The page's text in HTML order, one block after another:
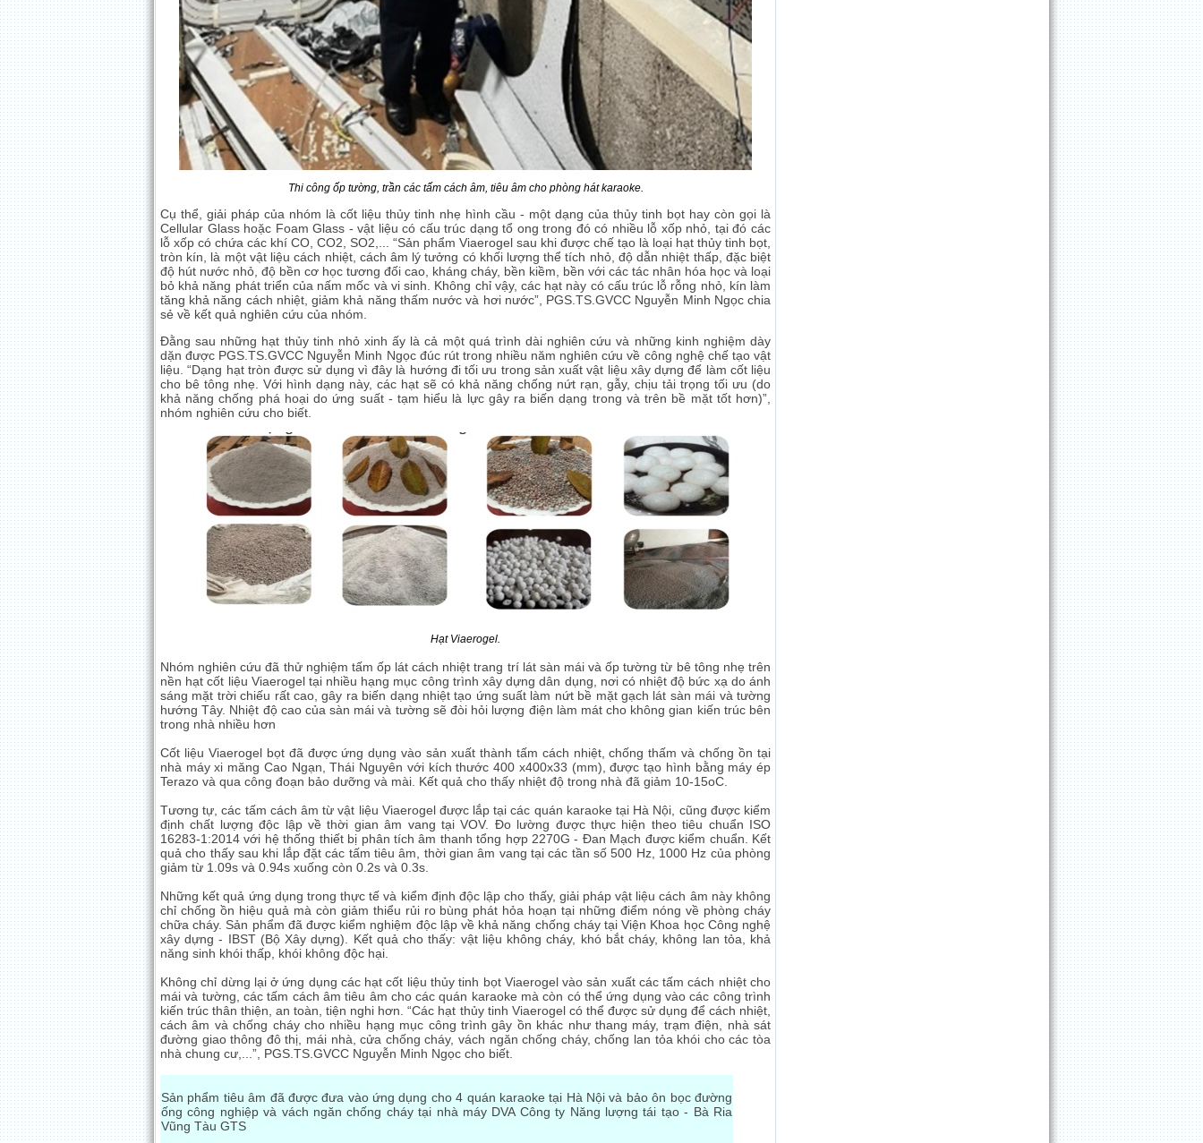
Thi công ốp tường, trần các tấm cách âm, tiêu âm cho phòng hát karaoke.
Cụ thể, giải pháp của nhóm là cốt liệu thủy tinh nhẹ hình cầu - một dạng của thủy tinh bọt hay còn gọi là
Cellular Glass hoặc Foam Glass - vật liệu có cấu trúc dạng tổ ong trong đó có nhiều lỗ xốp nhỏ, tại đó các
lỗ xốp có chứa các khí CO, CO2, SO2,... “Sản phẩm Viaerogel sau khi được chế tạo là loại hạt thủy tinh bọt,
tròn kín, là một vật liệu cách nhiệt, cách âm lý tưởng có khối lượng thể tích nhỏ, độ dẫn nhiệt thấp, đặc biệt
độ hút nước nhỏ, độ bền cơ học tương đối cao, kháng cháy, bền kiềm, bền với các tác nhân hóa học và loại
bỏ khả năng phát triển của nấm mốc và vi sinh. Không chỉ vậy, các hạt này có cấu trúc lỗ rỗng nhỏ, kín làm
tăng khả năng cách nhiệt, giảm khả năng thấm nước và hơi nước”, PGS.TS.GVCC Nguyễn Minh Ngọc chia
sẻ về kết quả nghiên cứu của nhóm.
Đằng sau những hạt thủy tinh nhỏ xinh ấy là cả một quá trình dài nghiên cứu và những kinh nghiệm dày
dặn được PGS.TS.GVCC Nguyễn Minh Ngọc đúc rút trong nhiều năm nghiên cứu về công nghệ chế tạo vật
liệu. “Dạng hạt tròn được sử dụng vì đây là hướng đi tối ưu trong sản xuất vật liệu xây dựng để làm cốt liệu
cho bê tông nhẹ. Với hình dạng này, các hạt sẽ có khả năng chống nứt rạn, gẫy, chịu tải trọng tối ưu (do
khả năng chống phá hoại do ứng suất - tạm hiểu là lực gây ra biến dạng trong và trên bề mặt tốt hơn)”,
nhóm nghiên cứu cho biết.
Hạt Viaerogel.
Nhóm nghiên cứu đã thử nghiệm tấm ốp lát cách nhiệt trang trí lát sàn mái và ốp tường từ bê tông nhẹ trên
nền hạt cốt liệu Viaerogel tại nhiều hạng mục công trình xây dựng dân dụng, nơi có nhiệt độ bức xạ do ánh
sáng mặt trời chiếu rất cao, gây ra biến dạng nhiệt tạo ứng suất làm nứt bề mặt gạch lát sàn mái và tường
hướng Tây. Nhiệt độ cao của sàn mái và tường sẽ đòi hỏi lượng điện làm mát cho không gian kiến trúc bên
trong nhà nhiều hơn
Cốt liệu Viaerogel bọt đã được ứng dụng vào sản xuất thành tấm cách nhiệt, chống thấm và chống ồn tại
nhà máy xi măng Cao Ngạn, Thái Nguyên với kích thước 400 x400x33 (mm), được tạo hình bằng máy ép
Terazo và qua công đoạn bảo dưỡng và mài. Kết quả cho thấy nhiệt độ trong nhà đã giảm 10-15oC.
Tương tự, các tấm cách âm từ vật liệu Viaerogel được lắp tại các quán karaoke tại Hà Nội, cũng được kiểm
định chất lượng độc lập về thời gian âm vang tại VOV. Đo lường được thực hiện theo tiêu chuẩn ISO
16283-1:2014 với hệ thống thiết bị phân tích âm thanh tổng hợp 2270G - Đan Mạch được kiểm chuẩn. Kết
quả cho thấy sau khi lắp đặt các tấm tiêu âm, thời gian âm vang tại các tần số 500 Hz, 1000 Hz của phòng
giảm từ 1.09s và 0.94s xuống còn 0.2s và 0.3s.
Những kết quả ứng dụng trong thực tế và kiểm định độc lập cho thấy, giải pháp vật liệu cách âm này không
chỉ chống ồn hiệu quả mà còn giảm thiểu rủi ro bùng phát hỏa hoạn tại những điểm nóng về phòng cháy
chữa cháy. Sản phẩm đã được kiểm nghiệm độc lập về khả năng chống cháy tại Viện Khoa học Công nghệ
xây dựng - IBST (Bộ Xây dựng). Kết quả cho thấy: vật liệu không cháy, khó bắt cháy, không lan tỏa, khả
năng sinh khói thấp, khói không độc hại.
Không chỉ dừng lại ở ứng dụng các hạt cốt liệu thủy tinh bọt Viaerogel vào sản xuất các tấm cách nhiệt cho
mái và tường, các tấm cách âm tiêu âm cho các quán karaoke mà còn có thể ứng dụng vào các công trình
kiến trúc thân thiện, an toàn, tiện nghi hơn. “Các hạt thủy tinh Viaerogel có thể được sử dụng để cách nhiệt,
cách âm và chống cháy cho nhiều hạng mục công trình gây ồn khác như thang máy, trạm điện, nhà sát
đường giao thông đô thị, mái nhà, cửa chống cháy, vách ngăn chống cháy, chống lan tỏa khói cho các tòa
nhà chung cư,...”, PGS.TS.GVCC Nguyễn Minh Ngọc cho biết.
Sản phẩm tiêu âm đã được đưa vào ứng dụng cho 4 quán karaoke tại Hà Nội và bảo ôn bọc đường
ống công nghiệp và vách ngăn chống cháy tại nhà máy DVA Công ty Năng lượng tái tạo - Bà Ria
Vũng Tàu GTS